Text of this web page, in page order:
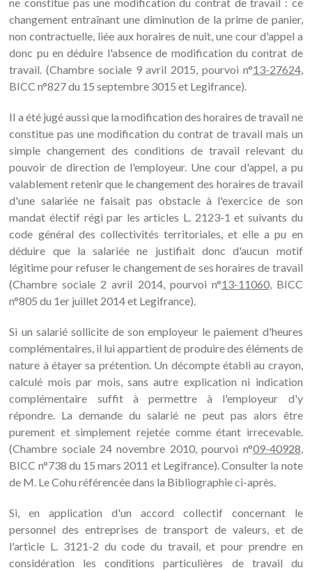
changement entraînant une diminution de la prime de panier,
non contractuelle, liée aux horaires de nuit, une cour d'appel a
donc pu en déduire l'absence de modification du contrat de
travail. (Chambre sociale 9 avril 2015, pourvoi n°13-27624,
BICC n°827 du 15 septembre 3015 et Legifrance).
Il a été jugé aussi que la modification des horaires de travail ne
constitue pas une modification du contrat de travail mais un
simple changement des conditions de travail relevant du
pouvoir de direction de l'employeur. Une cour d'appel, a pu
valablement retenir que le changement des horaires de travail
d'une salariée ne faisait pas obstacle à l'exercice de son
mandat électif régi par les articles L. 2123-1 et suivants du
code général des collectivités territoriales, et elle a pu en
déduire que la salariée ne justifiait donc d'aucun motif
légitime pour refuser le changement de ses horaires de travail
(Chambre sociale 2 avril 2014, pourvoi n°13-11060, BICC
n°805 du 1er juillet 2014 et Legifrance).
Si un salarié sollicite de son employeur le paiement d'heures
complémentaires, il lui appartient de produire des éléments de
nature à étayer sa prétention. Un décompte établi au crayon,
calculé mois par mois, sans autre explication ni indication
complémentaire suffit à permettre à l'employeur d'y
répondre. La demande du salarié ne peut pas alors être
purement et simplement rejetée comme étant irrecevable.
(Chambre sociale 24 novembre 2010, pourvoi n°09-40928,
BICC n°738 du 15 mars 2011 et Legifrance). Consulter la note
de M. Le Cohu référencée dans la Bibliographie ci-après.
Si, en application d'un accord collectif concernant le
personnel des entreprises de transport de valeurs, et de
l'article L. 3121-2 du code du travail, et pour prendre en
considération les conditions particulières de travail du